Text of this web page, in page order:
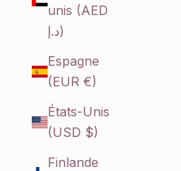
unis (AED
د.إ)
Espagne
(EUR €)
États-Unis
(USD $)
Finlande